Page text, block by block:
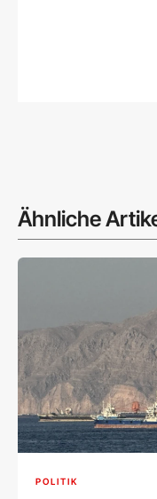
Ähnliche
POLITIK